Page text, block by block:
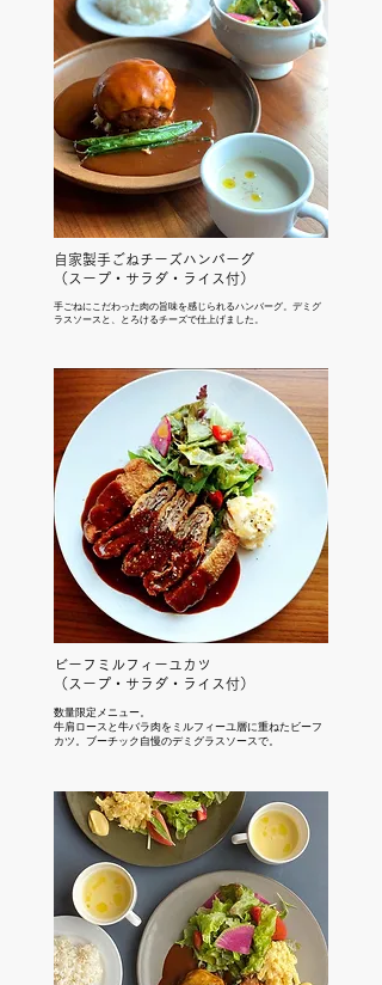
自家製手ごねチーズハンバーグ
（スープ・サラダ・ライス付）
手ごねにこだわった肉の旨味を感じられるハンバーグ。デミグ
ラスソースと、とろけるチーズで仕上げました。
ビーフミルフィーユカツ
（スープ・サラダ・ライス付）
​数量限定メニュー。
牛肩ロースと牛バラ肉をミルフィーユ層に重ねたビーフ
カツ。ブーチック自慢のデミグラスソースで。